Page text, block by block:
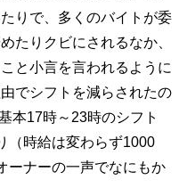
りで、多くのバイトが委
たりクビにされるなか、
と小言を言われるように
でシフトを減らされたの
本17時～23時のシフト
（時給は変わらず1000
ーナーの一声でなにもか